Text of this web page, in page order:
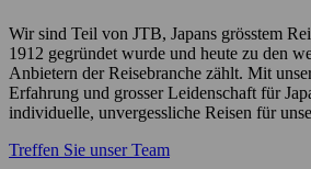
Wir sind Teil von JTB, Japans grösstem
1912 gegründet wurde und heute zu den
Anbietern der Reisebranche zählt. Mit
Erfahrung und grosser Leidenschaft für
individuelle, unvergessliche Reisen für
Treffen Sie unser Team